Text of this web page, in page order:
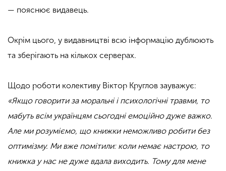
— пояснює видавець.
Окрім цього, у видавництві всю інформацію дублюють
та зберігають на кількох серверах.
Щодо роботи колективу Віктор Круглов зауважує:
«Якщо говорити за моральні і психологічні травми, то
мабуть всім українцям сьогодні емоційно дуже важко.
Але ми розуміємо, що книжки неможливо робити без
оптимізму. Ми вже помітили: коли немає настрою, то
книжка у нас не дуже вдала виходить. Тому для мене